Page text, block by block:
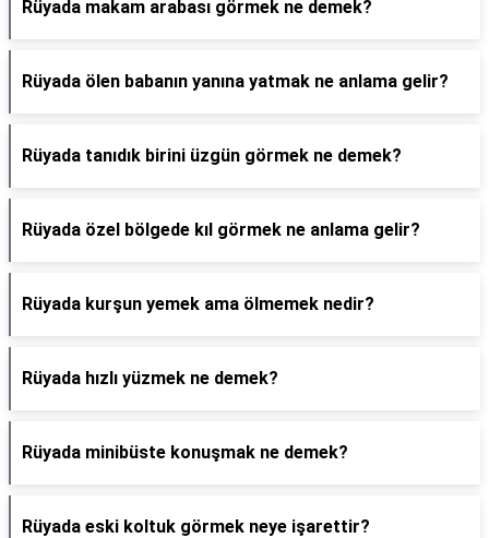
Rüyada makam arabası görmek ne demek?
Rüyada ölen babanın yanına yatmak ne anlama gelir?
Rüyada tanıdık birini üzgün görmek ne demek?
Rüyada özel bölgede kıl görmek ne anlama gelir?
Rüyada kurşun yemek ama ölmemek nedir?
Rüyada hızlı yüzmek ne demek?
Rüyada minibüste konuşmak ne demek?
Rüyada eski koltuk görmek neye işarettir?